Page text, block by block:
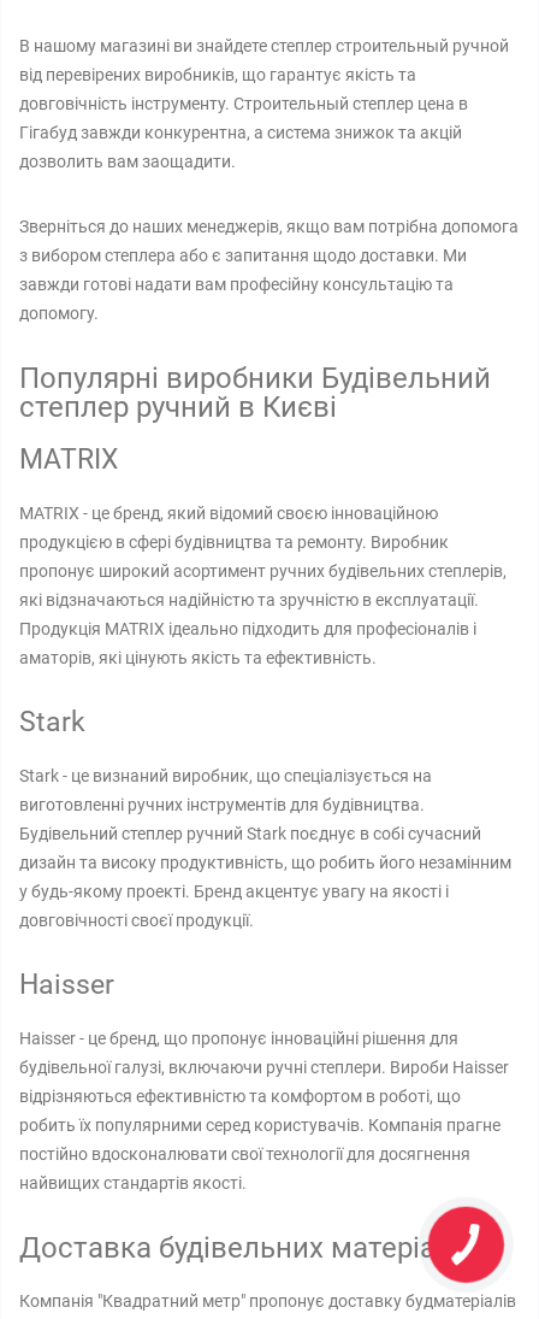
В нашому магазині ви знайдете степлер строительный ручной
від перевірених виробників, що гарантує якість та
довговічність інструменту. Строительный степлер цена в
Гігабуд завжди конкурентна, а система знижок та акцій
дозволить вам заощадити.
Зверніться до наших менеджерів, якщо вам потрібна допомога
з вибором степлера або є запитання щодо доставки. Ми
завжди готові надати вам професійну консультацію та
допомогу.
Популярні виробники Будівельний
степлер ручний в Києві
MATRIX
MATRIX - це бренд, який відомий своєю інноваційною
продукцією в сфері будівництва та ремонту. Виробник
пропонує широкий асортимент ручних будівельних степлерів,
які відзначаються надійністю та зручністю в експлуатації.
Продукція MATRIX ідеально підходить для професіоналів і
аматорів, які цінують якість та ефективність.
Stark
Stark - це визнаний виробник, що спеціалізується на
виготовленні ручних інструментів для будівництва.
Будівельний степлер ручний Stark поєднує в собі сучасний
дизайн та високу продуктивність, що робить його незамінним
у будь-якому проекті. Бренд акцентує увагу на якості і
довговічності своєї продукції.
Haisser
Haisser - це бренд, що пропонує інноваційні рішення для
будівельної галузі, включаючи ручні степлери. Вироби Haisser
відрізняються ефективністю та комфортом в роботі, що
робить їх популярними серед користувачів. Компанія прагне
постійно вдосконалювати свої технології для досягнення
найвищих стандартів якості.
Доставка будівельних матеріалів
Компанія "Квадратний метр" пропонує доставку будматеріалів